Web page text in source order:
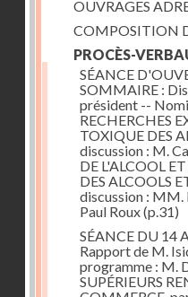
OUVRAGES
COMPOSITION
PROCÈS-
SÉANCE
SOMMAIRE :
président --
RECHERCHES
TOXIQUE DES
discussion : M.
DE L'ALCOOL
DES ALCOOLS
discussion : MM.
Paul Roux(p.31)
SÉANCE DU 14
Rapport de M.
programme : M.
SUPÉRIEURS